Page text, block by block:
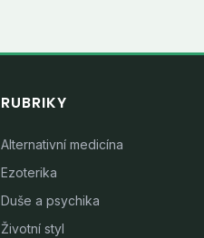
RUBRIKY
Alternativní medicína
Ezoterika
Duše a psychika
Životní styl